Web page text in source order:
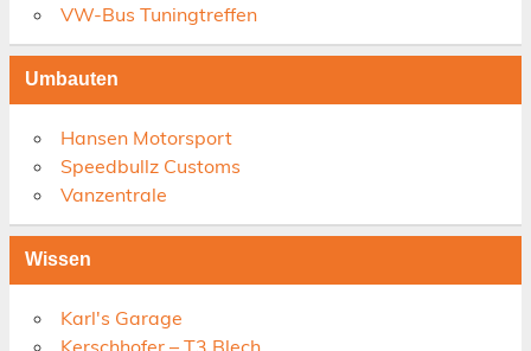
VW-Bus Tuningtreffen
Umbauten
Hansen Motorsport
Speedbullz Customs
Vanzentrale
Wissen
Karl's Garage
Kerschhofer – T3 Blech